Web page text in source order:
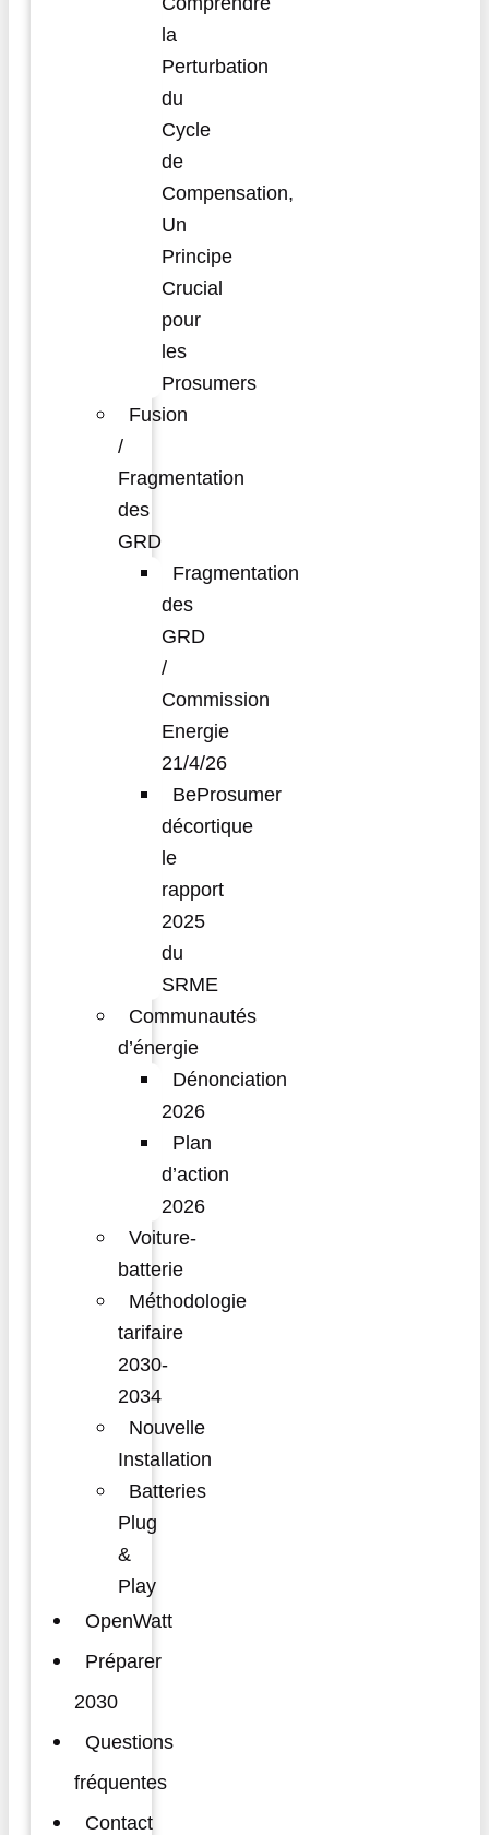
la
Perturbation
du
Cycle
de
Compensation,
Un
Principe
Crucial
pour
les
Prosumers
Fusion
/
Fragmentation
des
GRD
Fragmentation
des
GRD
/
Commission
Energie
21/4/26
BeProsumer
décortique
le
rapport
2025
du
SRME
Communautés
d’énergie
Dénonciation
2026
Plan
d’action
2026
Voiture-
batterie
Méthodologie
tarifaire
2030-
2034
Nouvelle
Installation
Batteries
Plug
&
Play
OpenWatt
Préparer
2030
Questions
fréquentes
Contact